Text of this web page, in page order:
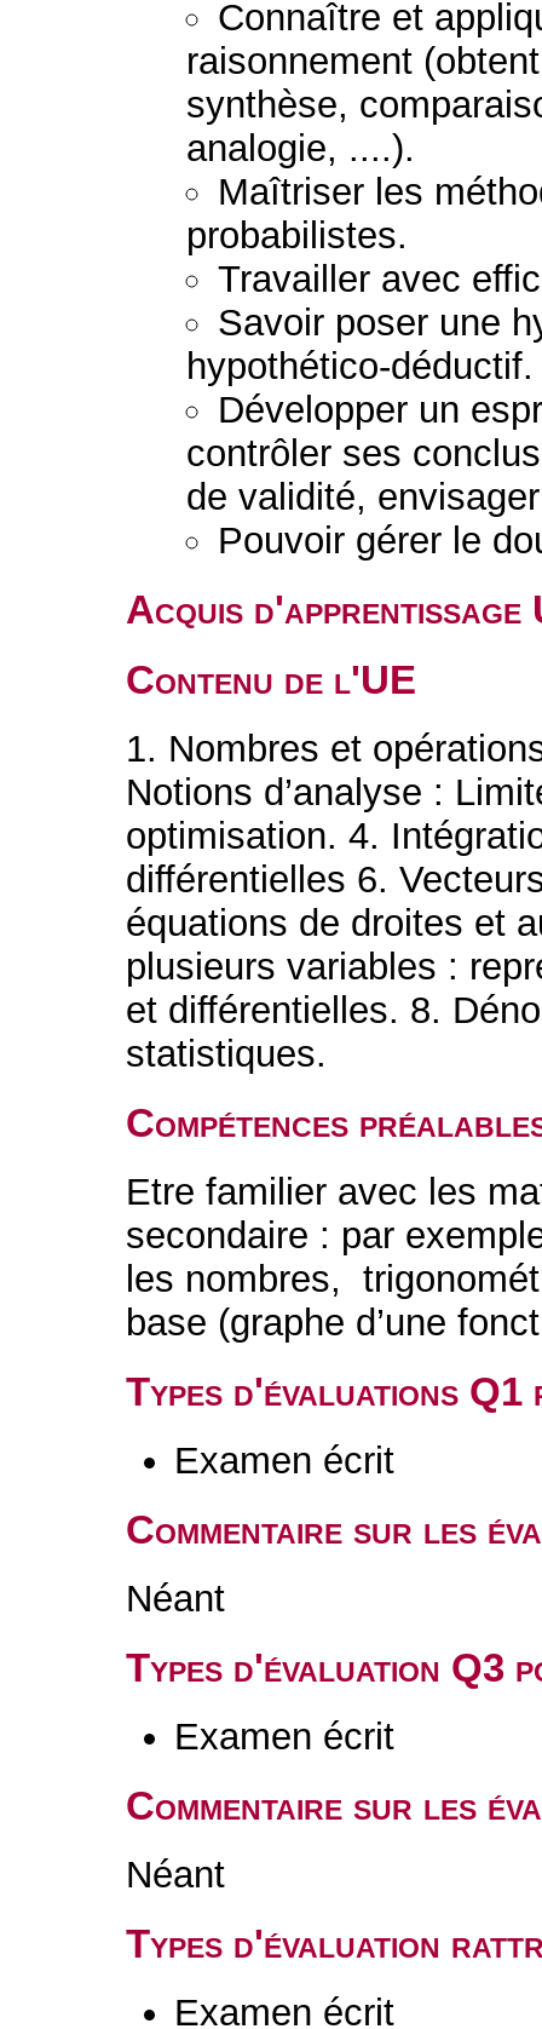
Connaître et
raisonnement
synthèse,
analogie, ....).
Maîtriser les
probabilistes.
Travailler avec
Savoir poser une
hypothético-déductif.
Développer un
contrôler ses
de validité,
Pouvoir gérer le
Acquis d'apprentissage
Contenu de l'UE
1. Nombres et
Notions d’analyse :
optimisation. 4.
différentielles 6.
équations de droites et
plusieurs variables :
et différentielles. 8.
statistiques.
Compétences
Etre familier avec les
secondaire : par
les nombres,
base (graphe d’une
Types d'évaluations
Examen écrit
Commentaire sur les
Néant
Types d'évaluation Q3
Examen écrit
Commentaire sur les
Néant
Types d'évaluation
Examen écrit